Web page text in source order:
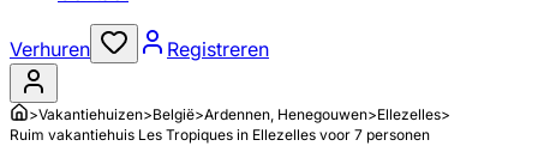
Verhuren Registreren
>Vakantiehuizen>België>Ardennen, Henegouwen>Ellezelles>
Ruim vakantiehuis Les Tropiques in Ellezelles voor 7 personen